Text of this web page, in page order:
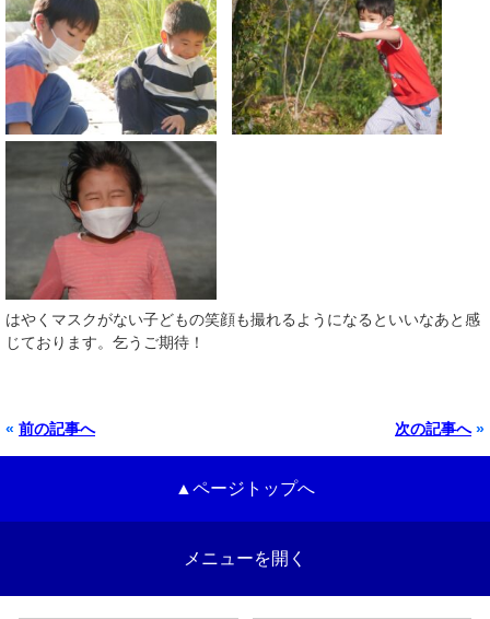
はやくマスクがない子どもの笑顔も撮れるようになるといいなあと感
じております。乞うご期待！
« 前の記事へ 次の記事へ»
▲ページトップへ
メニューを開く